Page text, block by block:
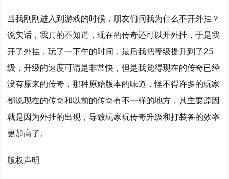
当我刚刚进入到游戏的时候，朋友们问我为什么不开外挂？
说实话，我真的不知道，现在的传奇还可以开外挂，于是我
开了外挂，玩了一下午的时间，最后我把等级提升到了25
级，升级的速度可谓是非常快，但是我觉得现在的传奇已经
没有原来的传奇，那种原始版本的味道，怪不得许多的玩家
都说现在的传奇和以前的传奇有不一样的地方，其主要原因
就是因为外挂的出现，导致玩家玩传奇升级和打装备的效率
更加高了。
版权声明